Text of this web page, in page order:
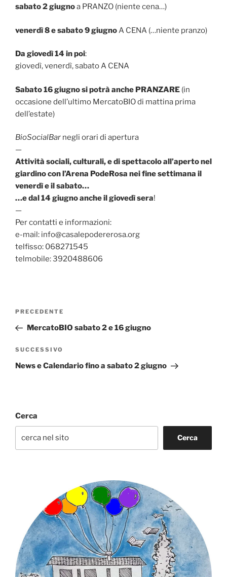
sabato 2 giugnoa PRANZO (niente cena…)
venerdì 8 e sabato 9 giugnoA CENA (…niente pranzo)
Da giovedì 14 in poi:
giovedì, venerdì, sabato A CENA
Sabato 16 giugno si potrà anche PRANZARE (in
occasione dell’ultimo MercatoBIO di mattina prima
dell’estate)
BioSocialBar negli orari di apertura
—
Attività sociali, culturali, e di spettacolo all’aperto nel
giardino con l’Arena PodeRosa nei fine settimana il
venerdì e il sabato…
…e dal 14 giugno anche il giovedì sera!
—
Per contatti e informazioni:
e-mail: info@casalepodererosa.org
telfisso: 068271545
telmobile: 3920488606
Navigazione
Articolo
precedente:
PRECEDENTE
MercatoBIO sabato 2 e 16 giugno
Articolo
successivo
SUCCESSIVO
News e Calendario fino a sabato 2 giugno
Cerca
Cerca